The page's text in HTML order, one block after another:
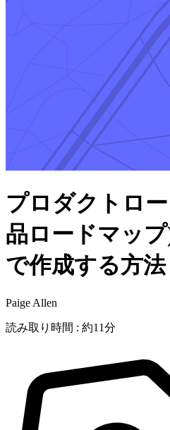
プロダクトロ
品ロードマッ
で作成する方法
Paige Allen
読み取り時間 : 約11分